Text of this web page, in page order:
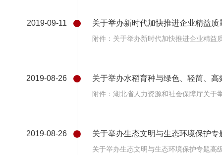
2019-09-11 关于举办新时代加快推进企业精益
附件：关于举办新时代加快推进企业精益
2019-08-26 关于举办水稻育种与绿色、轻简、
附件：湖北省人力资源和社会保障厅关于
2019-08-26 关于举办生态文明与生态环境保护
关于举办生态文明与生态环境保护专题高